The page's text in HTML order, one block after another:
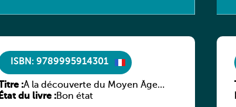
ISBN: 9789995914301
Titre :À la découverte du Moyen Âge
littéraire
État du livre :Bon état